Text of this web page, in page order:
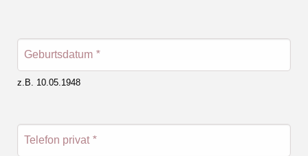
Geburtsdatum *
z.B. 10.05.1948
Telefon privat *